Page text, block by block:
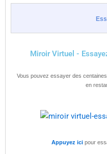
Miroir Virtuel -
Vous pouvez essayer des
en
Appuyez ici pour